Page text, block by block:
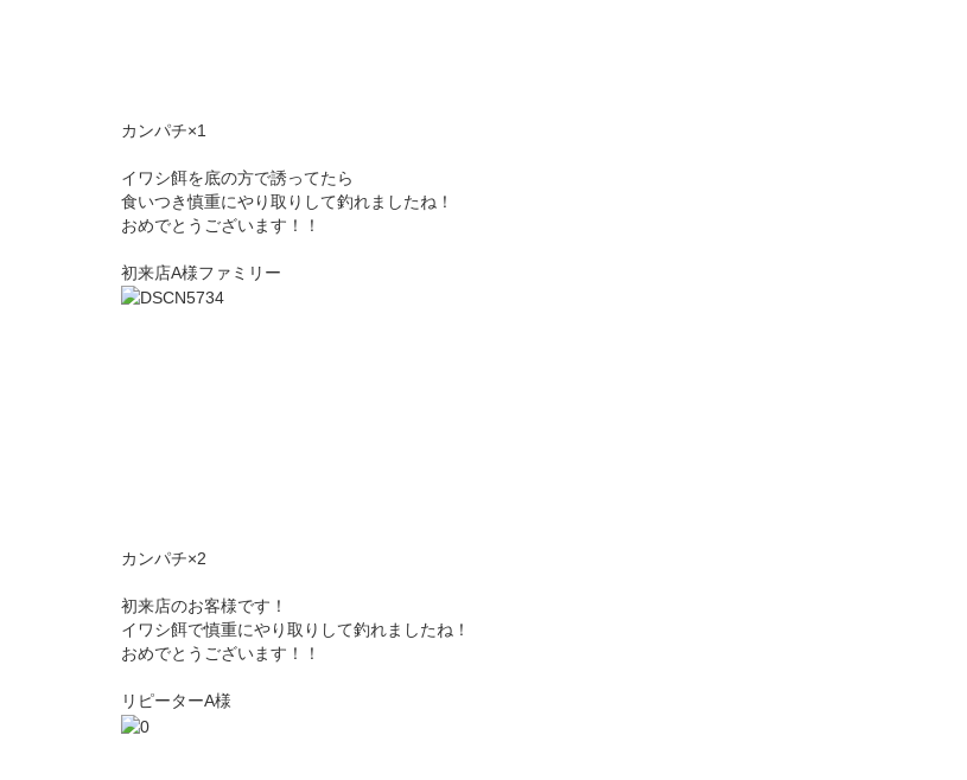
カンパチ×1
イワシ餌を底の方で誘ってたら
食いつき慎重にやり取りして釣れましたね！
おめでとうございます！！
初来店A様ファミリー
カンパチ×2
初来店のお客様です！
イワシ餌で慎重にやり取りして釣れましたね！
おめでとうございます！！
リピーターA様